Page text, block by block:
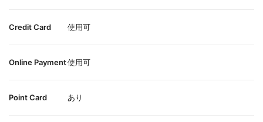
Credit Card 使用可
Online Payment使用可
Point Card あり